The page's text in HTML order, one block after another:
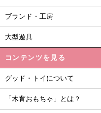
ブランド・工房
大型遊具
コンテンツを見る
グッド・トイについて
「木育おもちゃ」とは？